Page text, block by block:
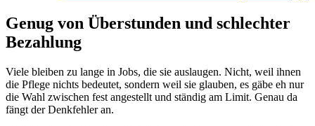
Genug von Überstunden und schlechter
Bezahlung
Viele bleiben zu lange in Jobs, die sie auslaugen. Nicht, weil ihnen
die Pflege nichts bedeutet, sondern weil sie glauben, es gäbe eh nur
die Wahl zwischen fest angestellt und ständig am Limit. Genau da
fängt der Denkfehler an.